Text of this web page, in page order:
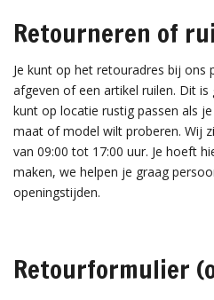
Retourneren of
Je kunt op het retouradres bij ons
afgeven of een artikel ruilen. Dit
kunt op locatie rustig passen als
maat of model wilt proberen. Wij
van 09:00 tot 17:00 uur. Je hoeft
maken, we helpen je graag
openingstijden.
Retourformulier